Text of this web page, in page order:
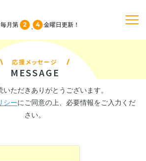
毎月第 2 4 金曜日 更新！
単行本
NEWS
応援メッセージ
MESSAGE
いただきありがとうございます。
シーにご同意の上、必要情報をご入力くだ
さい。